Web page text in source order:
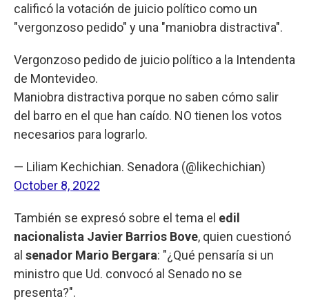
calificó la votación de juicio político como un
"vergonzoso pedido" y una "maniobra distractiva".
Vergonzoso pedido de juicio político a la Intendenta
de Montevideo.
Maniobra distractiva porque no saben cómo salir
del barro en el que han caído. NO tienen los votos
necesarios para lograrlo.
— Liliam Kechichian. Senadora (@likechichian)
October 8, 2022
También se expresó sobre el tema el edil
nacionalista Javier Barrios Bove, quien cuestionó
al senador Mario Bergara: "¿Qué pensaría si un
ministro que Ud. convocó al Senado no se
presenta?".